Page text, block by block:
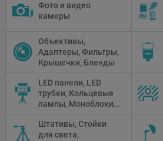
Фото и видео
камеры
Объективы,
Адаптеры, Фильтры,
Крышечки, Бленды
LED панели, LED
трубки, Кольцевые
лампы, Моноблоки,
Флуоресцентное и
галогенное
Штативы, Стойки
для света,